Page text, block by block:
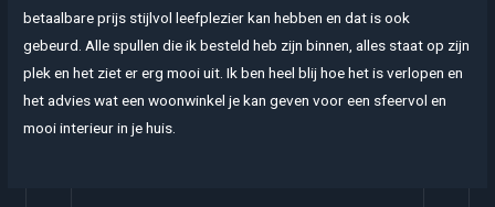
betaalbare prijs stijlvol leefplezier kan hebben en dat is ook
gebeurd. Alle spullen die ik besteld heb zijn binnen, alles staat op zijn
plek en het ziet er erg mooi uit. Ik ben heel blij hoe het is verlopen en
het advies wat een woonwinkel je kan geven voor een sfeervol en
mooi interieur in je huis.